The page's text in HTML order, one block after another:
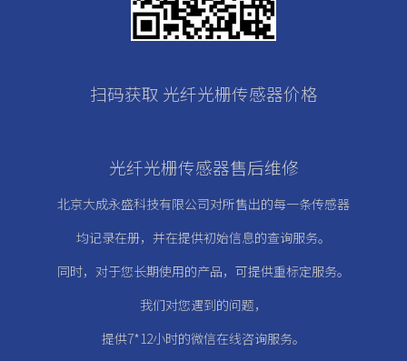
扫码获取 光纤光栅传感器价格
光纤光栅传感器售后维修
北京大成永盛科技有限公司对所售出的每一条传感器
均记录在册， 并在提供初始信息的查询服务。
同时，对于您长期使用的产品，可提供重标定服务。
我们对您遇到的问题，
提供7*12小时的微信在线咨询服务。